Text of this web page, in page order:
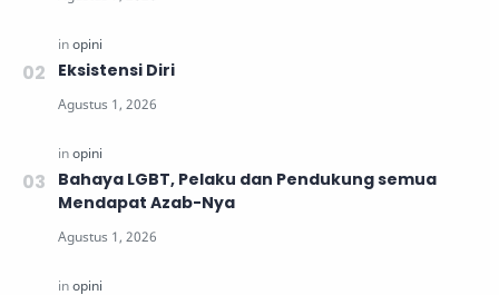
Eksistensi Diri
Bahaya LGBT, Pelaku dan Pendukung semua
Mendapat Azab-Nya